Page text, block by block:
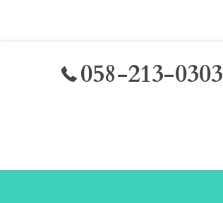
058-213-0303